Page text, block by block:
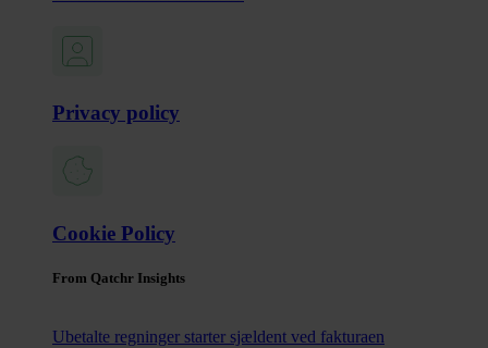
Privacy policy
Cookie Policy
From Qatchr Insights
Ubetalte regninger starter sjældent ved fakturaen